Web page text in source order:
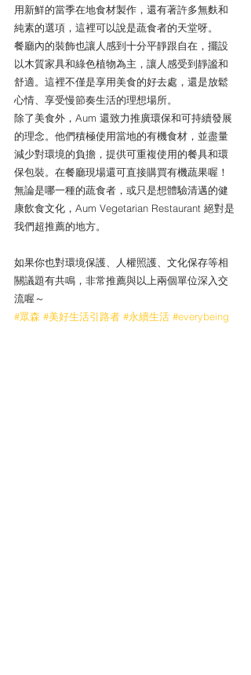
用新鮮的當季在地食材製作，還有著許多無麩和
純素的選項，這裡可以說是蔬食者的天堂呀。
餐廳內的裝飾也讓人感到十分平靜跟自在，擺設
以木質家具和綠色植物為主，讓人感受到靜謐和
舒適。這裡不僅是享用美食的好去處，還是放鬆
心情、享受慢節奏生活的理想場所。
除了美食外，Aum 還致力推廣環保和可持續發展
的理念。他們積極使用當地的有機食材，並盡量
減少對環境的負擔，提供可重複使用的餐具和環
保包裝。在餐廳現場還可直接購買有機蔬果喔！
無論是哪一種的蔬食者，或只是想體驗清邁的健
康飲食文化，Aum Vegetarian Restaurant 絕對是
我們超推薦的地方。
如果你也對環境保護、人權照護、文化保存等相
關議題有共鳴，非常推薦與以上兩個單位深入交
流喔～
#眾森 #美好生活引路者 #永續生活 #everybeing